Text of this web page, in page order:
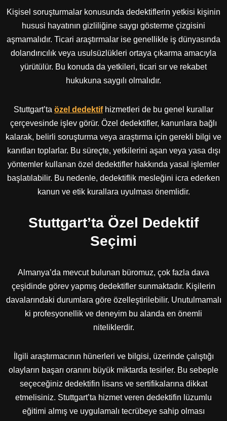
Kişisel soruşturmalar konusunda dedektiflerin yetkisi kişinin
hususi hayatının gizliliğine saygı gösterme çizgisini
aşmamalıdır. Ticari araştırmalar ise genellikle iş dünyasında
dolandırıcılık veya usulsüzlükleri ortaya çıkarma amacıyla
yürütülür. Bu konuda da yetkileri, ticari sır ve rekabet
hukukuna saygılı olmalıdır.
Stuttgart’ta özel dedektifhizmetleri de bu genel kurallar
çerçevesinde işlev görür. Özel dedektifler, kanunlara bağlı
kalarak, belirli soruşturma veya araştırma için gerekli bilgi ve
kanıtları toplarlar. Bu süreçte, yetkilerini aşan veya yasa dışı
yöntemler kullanan özel dedektifler hakkında yasal işlemler
başlatılabilir. Bu nedenle, dedektiflik mesleğini icra ederken
kanun ve etik kurallara uyulması önemlidir.
Stuttgart’ta Özel Dedektif
Seçimi
Almanya’da mevcut bulunan büromuz, çok fazla dava
çeşidinde görev yapmış dedektifler sunmaktadır. Kişilerin
davalarındaki durumlara göre özelleştirilebilir. Unutulmamalı
ki profesyonellik ve deneyim bu alanda en önemli
niteliklerdir.
İlgili araştırmacının hünerleri ve bilgisi, üzerinde çalıştığı
olayların başarı oranını büyük miktarda tesirler. Bu sebeple
seçeceğiniz dedektifin lisans ve sertifikalarına dikkat
etmelisiniz. Stuttgart’ta hizmet veren dedektifin lüzumlu
eğitimi almış ve uygulamalı tecrübeye sahip olması